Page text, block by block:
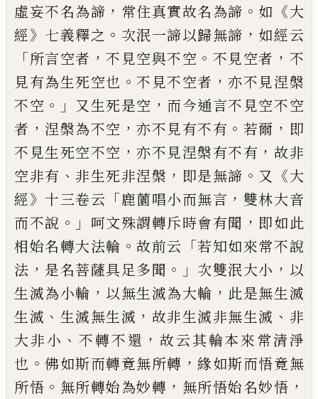
虛妄不名為諦 ， 常住真實故名為諦 。 如 《大
經》 七義釋之 。 次泯一諦以歸無諦 ， 如經云
「所言空者 ，不見空與不空 。 不見空者 ， 不
見有為生死空也 。不 見不空者 ，亦不見涅槃
不空 。」 又生死是空 ， 而今通言不見空不空
者 ，涅槃為不空 ，亦不見有不有 。 若爾 ， 即
不見生死空不空 ，亦不見涅槃有不有 ，故非
空非有 、 非生死非涅槃 ， 即是無諦 。 又 《大
經》十三卷云 「鹿薗唱小而無言 ， 雙林大音
而不說 。」 呵文殊謂轉斥時會有聞 ， 即如此
相始名轉大法輪 。故前云 「若知如來常不說
法 ， 是名菩薩具足多聞 。」 次雙泯大小 ， 以
生滅為小輪 ， 以無生滅為大輪 ， 此是無生滅
生滅 、 生滅無生滅 ， 故非生滅非無生滅 、 非
大非小 、不轉不還 ，故云其輪本來常清淨
也 。佛如斯而轉竟無所轉 ， 緣如斯而悟竟無
所悟 。 無所轉始為妙轉 ， 無所悟始名妙悟 ，